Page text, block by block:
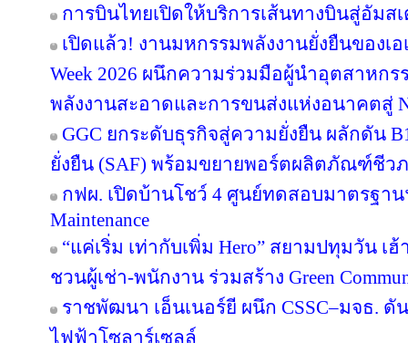
การบินไทยเปิดให้บริการเส้นทางบินสู่อัมส
เปิดแล้ว! งานมหกรรมพลังงานยั่งยืนของเอเ
Week 2026 ผนึกความร่วมมือผู้นำอุตสาหก
พลังงานสะอาดและการขนส่งแห่งอนาคตสู่
GGC ยกระดับธุรกิจสู่ความยั่งยืน ผลักดัน
ยั่งยืน (SAF) พร้อมขยายพอร์ตผลิตภัณฑ์ชีว
กฟผ. เปิดบ้านโชว์ 4 ศูนย์ทดสอบมาตรฐาน
Maintenance
“แค่เริ่ม เท่ากับเพิ่ม Hero” สยามปทุมวัน เฮ้
ชวนผู้เช่า-พนักงาน ร่วมสร้าง Green
ราชพัฒนา เอ็นเนอร์ยี ผนึก CSSC–มจธ. ดั
ไฟฟ้าโซลาร์เซลล์